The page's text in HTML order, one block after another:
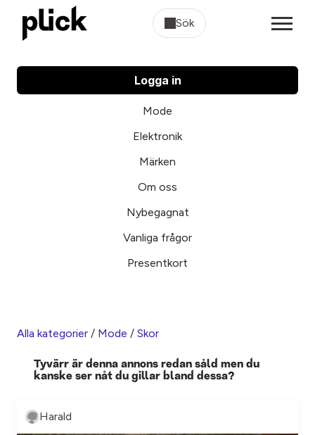
Sök
Logga in
Mode
Elektronik
Märken
Om oss
Nybegagnat
Vanliga frågor
Presentkort
Alla kategorier / Mode / Skor
Tyvärr är denna annons redan såld men du
kanske ser nåt du gillar bland dessa?
Harald